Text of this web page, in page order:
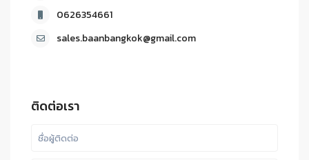
0626354661
sales.baanbangkok@gmail.com
ติดต่อเรา